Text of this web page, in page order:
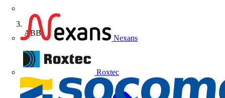
Nexans
Roxtec
ABB